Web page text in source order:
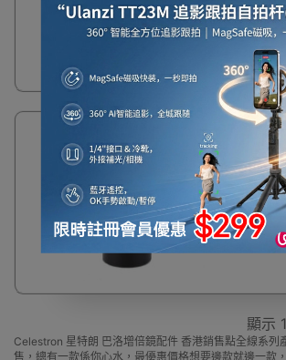
OFF
洛增
天文
顯示
Celestron 星特朗 巴洛增倍鏡配件 香港銷售點全線系列
售，總有一款係你心水，最優惠價格想要邊款就邊一款